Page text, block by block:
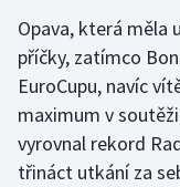
Motorsport
Olympijské hry
Parasport
Opava, která měla
příčky, zatímco
EuroCupu, navíc
maximum v
vyrovnal rekord
třináct utkání za